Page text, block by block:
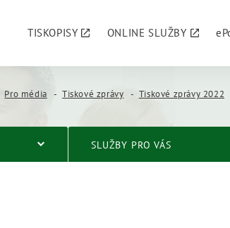
TISKOPISY ONLINE SLUŽBY
Pro média Tiskové zprávy Tiskové zprávy 2022
SLUŽBY PRO VÁS